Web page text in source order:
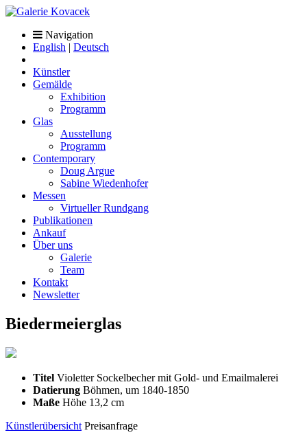
Navigation
English | Deutsch
Künstler
Gemälde
Exhibition
Programm
Glas
Ausstellung
Programm
Contemporary
Doug Argue
Sabine Wiedenhofer
Messen
Virtueller Rundgang
Publikationen
Ankauf
Über uns
Galerie
Team
Kontakt
Newsletter
Biedermeierglas
Titel Violetter Sockelbecher mit Gold- und Emailmalerei
Datierung Böhmen, um 1840-1850
Maße Höhe 13,2 cm
Künstlerübersicht Preisanfrage